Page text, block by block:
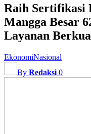
Raih Sertifikasi
Mangga Besar
Layanan
EkonomiNasional
By Redaksi 0